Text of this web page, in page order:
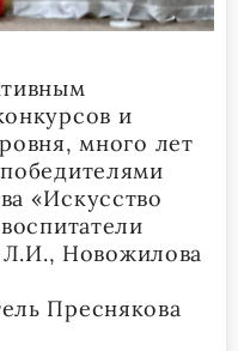
и
много лет
«Искусство
Л.И., Новожилова
Преснякова